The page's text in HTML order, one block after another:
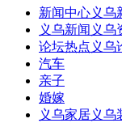
新闻中心义乌
义乌新闻 义乌
论坛热点 义乌
汽车
亲子
婚嫁
义乌家居义乌